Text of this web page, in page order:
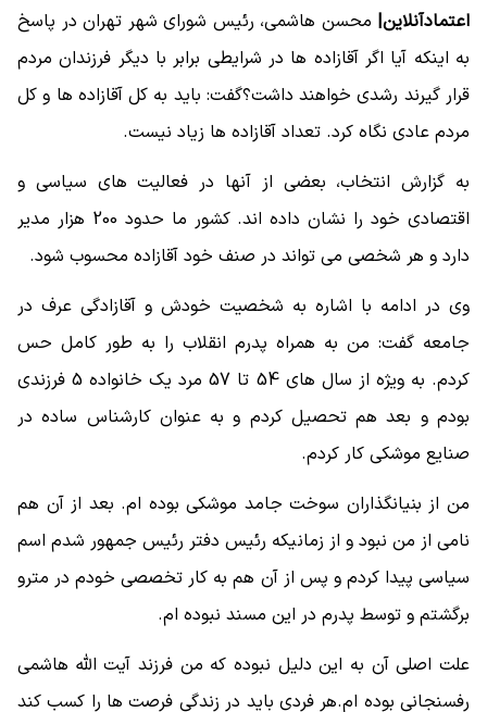
اعتمادآنلاین| محسن هاشمی، رئیس شورای شهر تهران در پاسخ
به اینکه آیا اگر آقازاده ها در شرایطی برابر با دیگر فرزندان مردم
قرار گیرند رشدی خواهند داشت؟گفت: باید به کل آقازاده ها و کل
مردم عادی نگاه کرد. تعداد آقازاده ها زیاد نیست.
به گزارش انتخاب، بعضی از آنها در فعالیت های سیاسی و
اقتصادی خود را نشان داده اند. کشور ما حدود 200 هزار مدیر
دارد و هر شخصی می تواند در صنف خود آقازاده محسوب شود.
وی در ادامه با اشاره به شخصیت خودش و آقازادگی عرف در
جامعه گفت: من به همراه پدرم انقلاب را به طور کامل حس
کردم. به ویژه از سال های 54 تا 57 مرد یک خانواده 5 فرزندی
بودم و بعد هم تحصیل کردم و به عنوان کارشناس ساده در
صنایع موشکی کار کردم.
من از بنیانگذاران سوخت جامد موشکی بوده ام. بعد از آن هم
نامی از من نبود و از زمانیکه رئیس دفتر رئیس جمهور شدم اسم
سیاسی پیدا کردم و پس از آن هم به کار تخصصی خودم در مترو
برگشتم و توسط پدرم در این مسند نبوده ام.
علت اصلی آن به این دلیل نبوده که من فرزند آیت الله هاشمی
رفسنجانی بوده ام.هر فردی باید در زندگی فرصت ها را کسب کند